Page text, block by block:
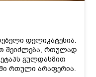
დელიკატესია.
შეიძლება, რთულად
გულდასმით
რთული არაფერია.